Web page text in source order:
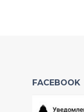
FACEBOOK